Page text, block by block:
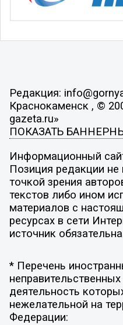
Редакция:
Краснокаменск , ©
gazeta.ru»
ПОКАЗАТЬ
Информационный
Позиция редакции не
точкой зрения
текстов либо ином
материалов с
ресурсах в сети
источник
* Перечень
неправительственных
деятельность
нежелательной на
Федерации: